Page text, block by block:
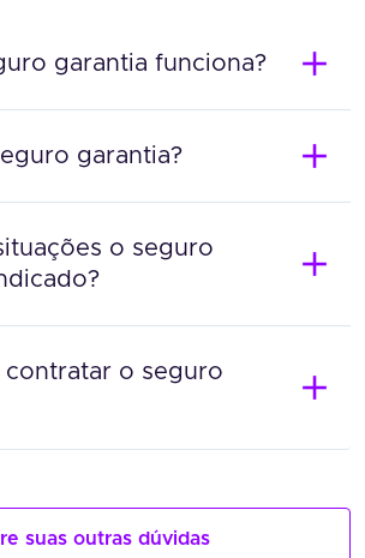
garantia funciona?
garantia?
o seguro
contratar o seguro
suas outras dúvidas